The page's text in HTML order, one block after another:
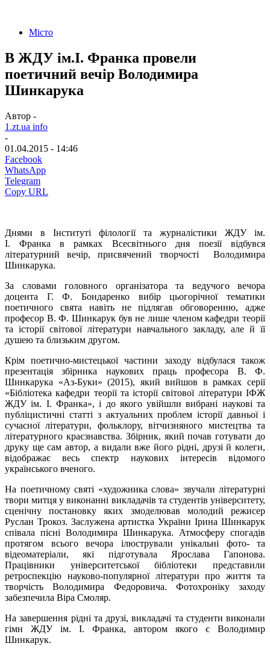
Місто
В ЖДУ ім.І. Франка провели
поетичний вечір Володимира
Шинкарука
Автор -
1.zt.ua info
-
01.04.2015 - 14:46
Facebook
WhatsApp
Telegram
Copy URL
Днями в Інституті філології та журналістики ЖДУ ім.
І. Франка в рамках Всесвітнього дня поезії відбувся
літературний вечір, присвячений творчості Володимира
Шинкарука.
За словами головного організатора та ведучого вечора
доцента Г. Ф. Бондаренко вибір цьогорічної тематики
поетичного свята навіть не підлягав обговоренню, адже
професор В. Ф. Шинкарук був не лише членом кафедри теорії
та історії світової літератури навчального закладу, але й її
душею та близьким другом.
Крім поетично-мистецької частини заходу відбулася також
презентація збірника наукових праць професора В. Ф.
Шинкарука «Аз-Буки» (2015), який вийшов в рамках серії
«Бібліотека кафедри теорії та історії світової літератури ІФЖ
ЖДУ ім. І. Франка», і до якого увійшли вибрані наукові та
публіцистичні статті з актуальних проблем історії давньої і
сучасної літератури, фольклору, вітчизняного мистецтва та
літературного краєзнавства. Збірник, який почав готувати до
друку ще сам автор, а видали вже його рідні, друзі й колеги,
відображає весь спектр наукових інтересів відомого
українського вченого.
На поетичному святі «художника слова» звучали літературні
твори митця у виконанні викладачів та студентів університету,
сценічну постановку яких змоделював молодий режисер
Руслан Трокоз. Заслужена артистка України Ірина Шинкарук
співала пісні Володимира Шинкарука. Атмосферу спогадів
протягом всього вечора ілюстрували унікальні фото- та
відеоматеріали, які підготувала Ярослава Гапонова.
Працівники університетської бібліотеки представили
ретроспекцію науково-популярної літератури про життя та
творчість Володимира Федоровича. Фотохроніку заходу
забезпечила Віра Смоляр.
На завершення рідні та друзі, викладачі та студенти виконали
гімн ЖДУ ім. І. Франка, автором якого є Володимир
Шинкарук.